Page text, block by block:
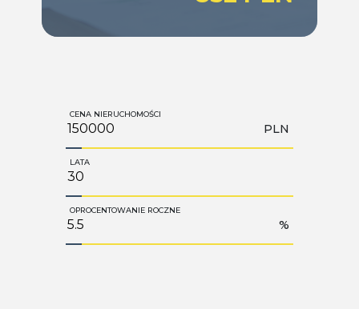
CENA NIERUCHOMOŚCI
PLN
LATA
OPROCENTOWANIE ROCZNE
%